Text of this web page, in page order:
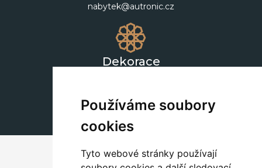
Používáme soubory
cookies
Tyto webové stránky používají
nabytek@autronic.cz
Dekorace